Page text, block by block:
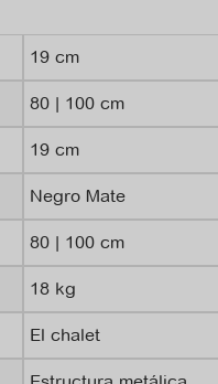
19 cm
80 | 100 cm
19 cm
Negro Mate
80 | 100 cm
18 kg
El chalet